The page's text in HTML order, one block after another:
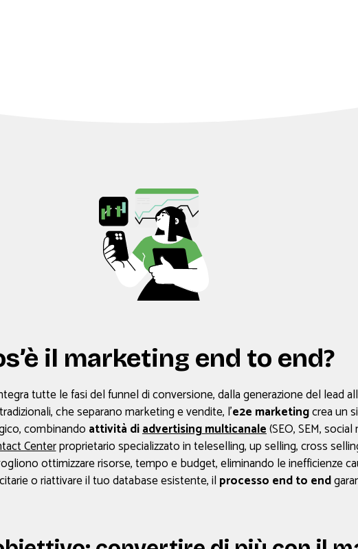
il marketing end to end?
tutte le fasi del funnel di conversione, dalla generazione del lead
che separano marketing e vendite, l’e2e marketingcrea un
combinando attività diadvertising multicanale(SEO, SEM,
Centerproprietario specializzato in teleselling, up selling, cross
ottimizzare risorse, tempo e budget, eliminando le inefficienze
o riattivare il tuo database esistente, il processo end to end